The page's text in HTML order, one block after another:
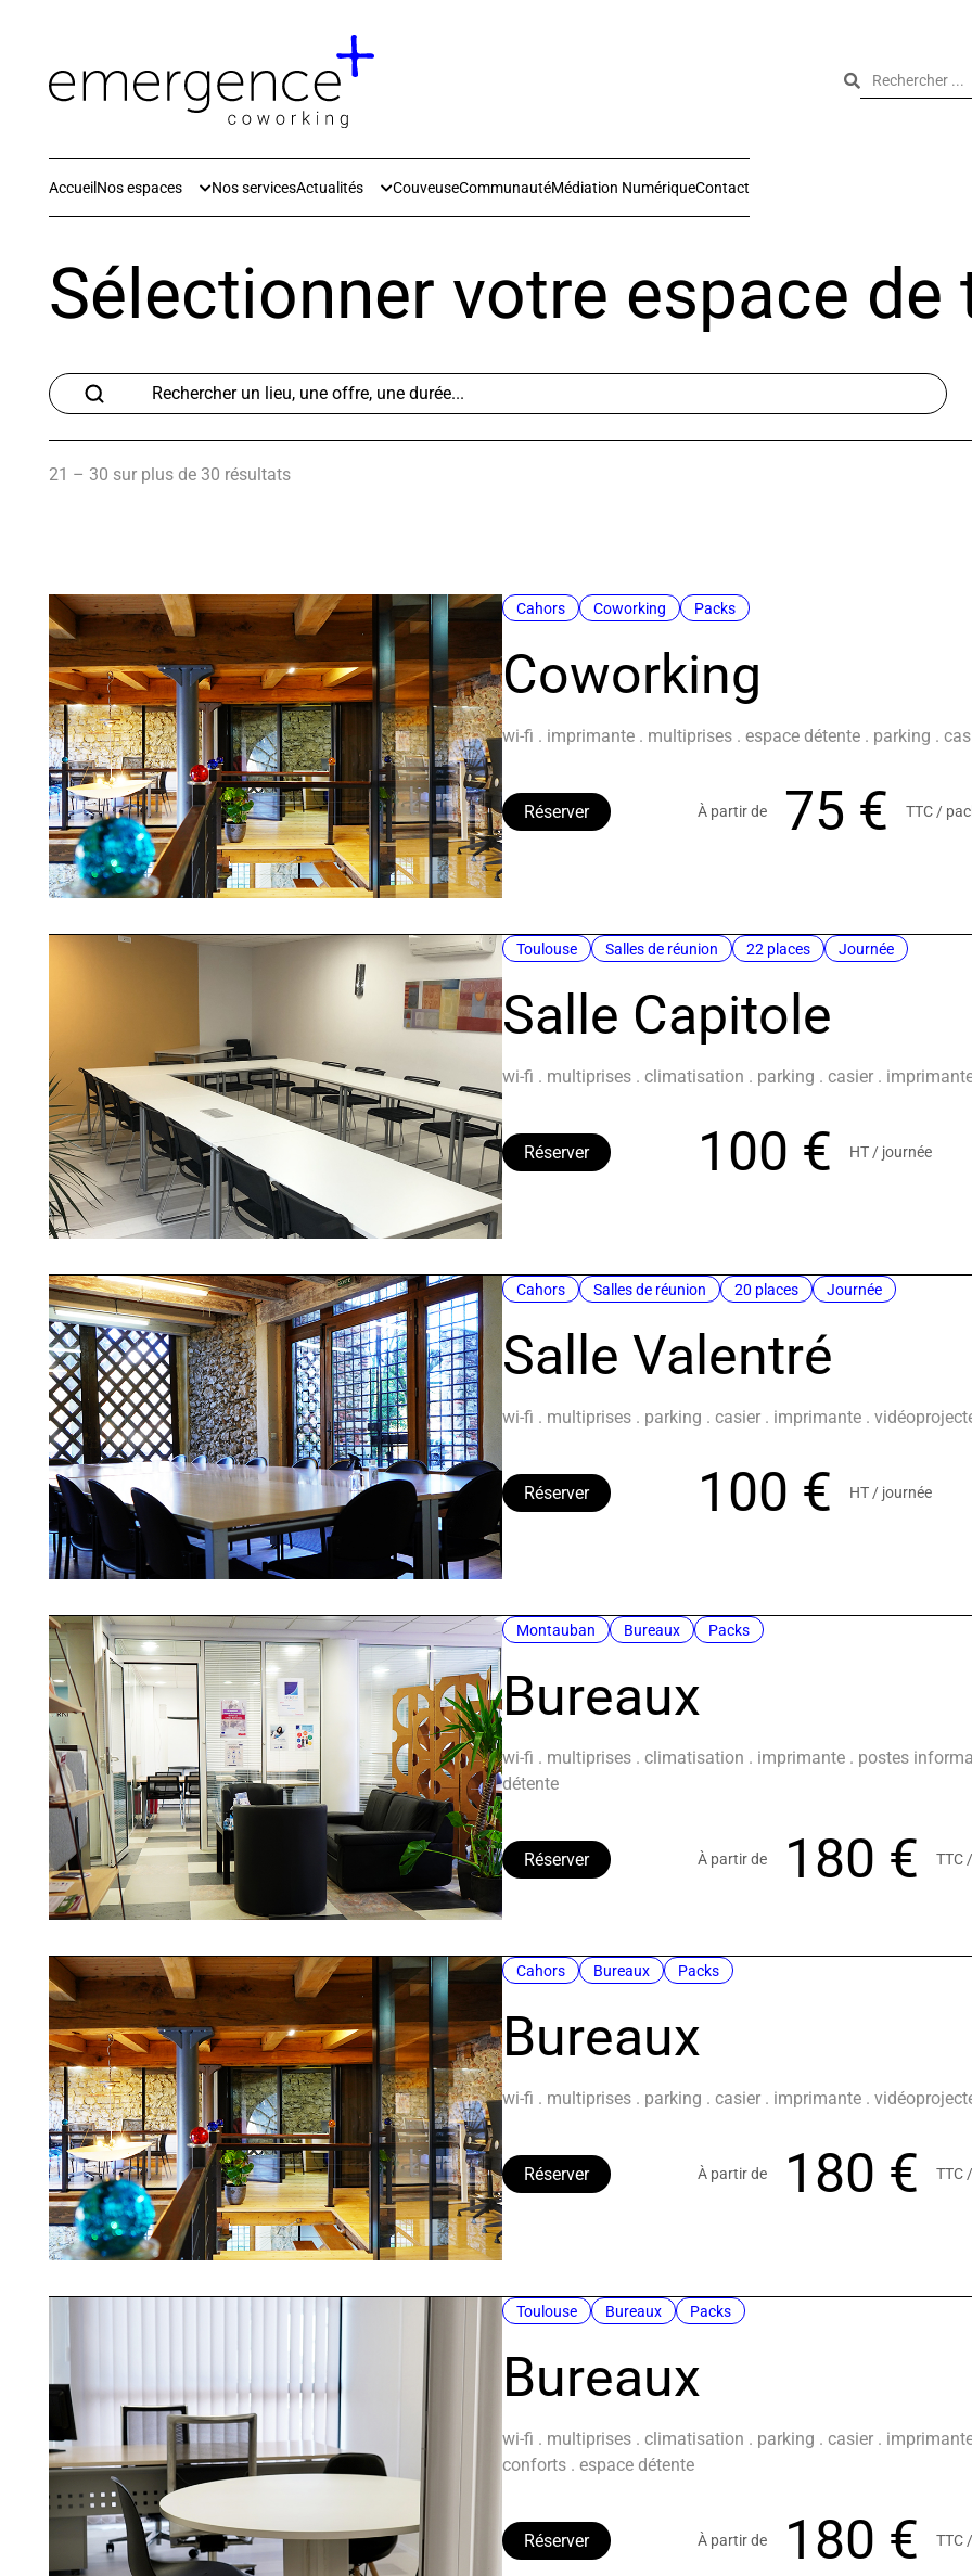
Accueil Nos espaces Nos servicesActualités CouveuseCommunautéMédiation NumériqueContact
Sélectionner votre espace de
21 – 30 sur plus de 30 résultats
Cahors Coworking Packs
Coworking
wi-fi . imprimante . multiprises . espace détente . parking .
À partir de 75 € TTC /
Réserver
Toulouse Salles de réunion 22 places Journée
Salle Capitole
wi-fi . multiprises . climatisation . parking . casier .
100 € HT / journée
Réserver
Cahors Salles de réunion 20 places Journée
Salle Valentré
wi-fi . multiprises . parking . casier . imprimante .
100 € HT / journée
Réserver
Montauban Bureaux Packs
Bureaux
wi-fi . multiprises . climatisation . imprimante . postes
détente
À partir de 180 € TTC
Réserver
Cahors Bureaux Packs
Bureaux
wi-fi . multiprises . parking . casier . imprimante .
À partir de 180 € TTC
Réserver
Toulouse Bureaux Packs
Bureaux
wi-fi . multiprises . climatisation . parking . casier .
conforts . espace détente
À partir de 180 € TTC
Réserver